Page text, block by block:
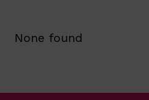
None found